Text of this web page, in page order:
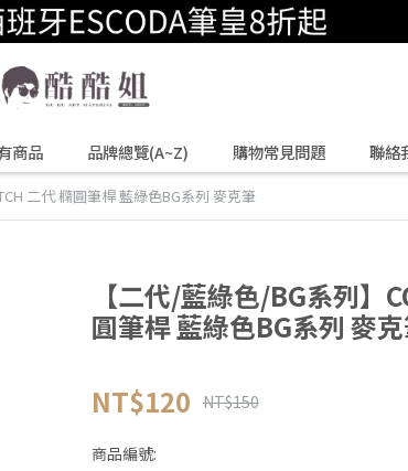
商品 品牌總覽(A~Z) 購物常見問題 聯絡
二代 橢圓筆桿 藍綠色BG系列 麥克筆
【二代/藍綠色/BG系列】
圓筆桿 藍綠色BG系列 麥
NT$120 NT$150
商品編號: